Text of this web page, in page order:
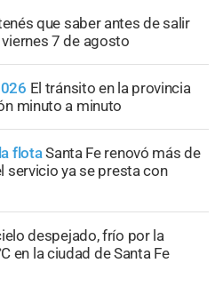
que saber antes de salir
7 de agosto
El tránsito en la provincia
minuto a minuto
flotaSanta Fe renovó más de
servicio ya se presta con
despejado, frío por la
en la ciudad de Santa Fe